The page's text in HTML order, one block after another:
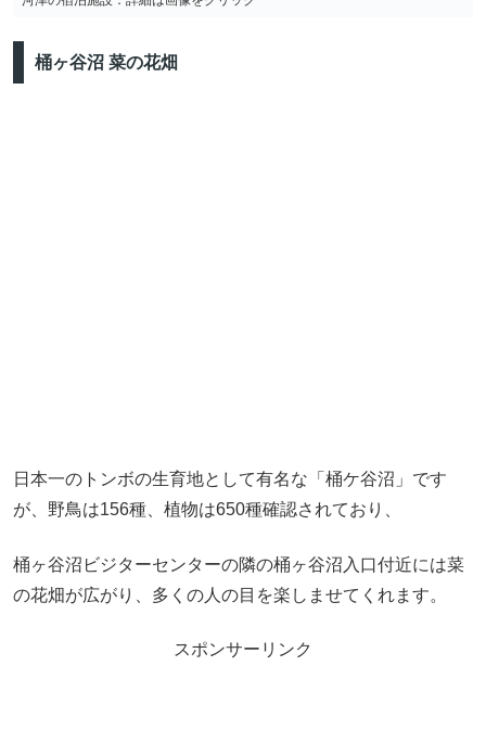
桶ヶ谷沼 菜の花畑
日本一のトンボの生育地として有名な「桶ケ谷沼」です
が、野鳥は156種、植物は650種確認されており、
桶ヶ谷沼ビジターセンターの隣の桶ヶ谷沼入口付近には菜
の花畑が広がり、多くの人の目を楽しませてくれます。
スポンサーリンク